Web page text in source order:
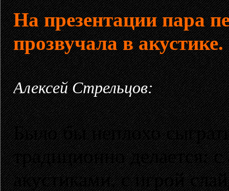
На презентации пара
прозвучала в
Алексей Стрельцов:
Было бы неплохо
традиционно делается:
акустиками, с игрой